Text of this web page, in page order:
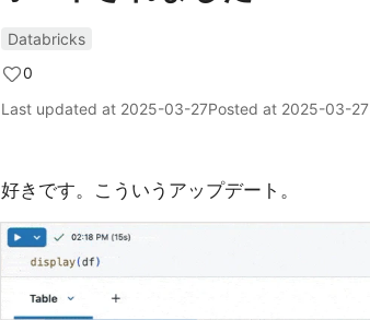
Databricks
0
Last updated at 2025-03-27Posted at 2025-03-27
好きです。こういうアップデート。